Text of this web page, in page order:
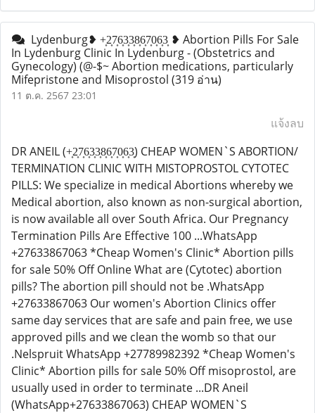
Lydenburg❥ +͎2͎7͎6͎3͎3͎8͎6͎7͎0͎6͎3͎ ❥ Abortion Pills For Sale
In Lydenburg Clinic In Lydenburg - (Obstetrics and
Gynecology) (@-$~ Abortion medications, particularly
Mifepristone and Misoprostol (319 อ่าน)
11 ต.ค. 2567 23:01
แจ้งลบ
DR ANEIL (+͎2͎7͎6͎3͎3͎8͎6͎7͎0͎6͎3͎) CHEAP WOMEN`S ABORTION/
TERMINATION CLINIC WITH MISTOPROSTOL CYTOTEC
PILLS: We specialize in medical Abortions whereby we
Medical abortion, also known as non-surgical abortion,
is now available all over South Africa. Our Pregnancy
Termination Pills Are Effective 100 ...WhatsApp
+27633867063 *Cheap Women's Clinic* Abortion pills
for sale 50% Off Online What are (Cytotec) abortion
pills? The abortion pill should not be .WhatsApp
+27633867063 Our women's Abortion Clinics offer
same day services that are safe and pain free, we use
approved pills and we clean the womb so that our
.Nelspruit WhatsApp +27789982392 *Cheap Women's
Clinic* Abortion pills for sale 50% Off misoprostol, are
usually used in order to terminate ...DR Aneil
(WhatsApp+27633867063) CHEAP WOMEN`S